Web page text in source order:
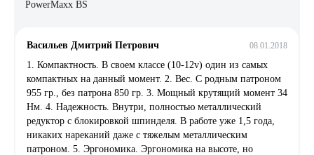
PowerMaxx BS
Васильев Дмитрий Петрович 08.01.2018
1. Компактность. В своем классе (10-12v) один из самых
компактных на данный момент. 2. Вес. С родным патроном
955 гр., без патрона 850 гр. 3. Мощный крутящий момент 34
Нм. 4. Надежность. Внутри, полностью металлический
редуктор с блокировкой шпинделя. В работе уже 1,5 года,
никаких нареканий даже с тяжелым металлическим
патроном. 5. Эргономика. Эргономика на высоте, но